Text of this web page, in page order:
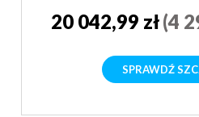
20 042,99 zł(4
SPRAWDŹ